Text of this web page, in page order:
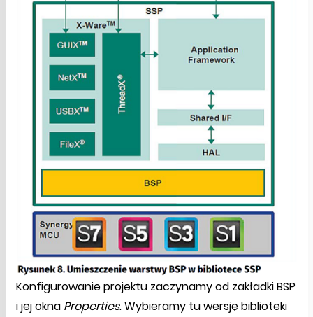
Konfigurowanie projektu zaczynamy od zakładki BSP
i jej okna Properties. Wybieramy tu wersję biblioteki